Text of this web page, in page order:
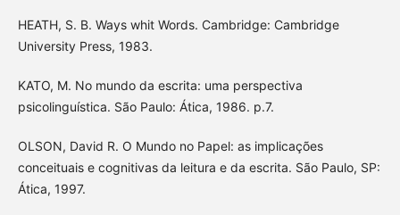
HEATH, S. B. Ways whit Words. Cambridge: Cambridge
University Press, 1983.
KATO, M. No mundo da escrita: uma perspectiva
psicolinguística. São Paulo: Ática, 1986. p.7.
OLSON, David R. O Mundo no Papel: as implicações
conceituais e cognitivas da leitura e da escrita. São Paulo, SP:
Ática, 1997.